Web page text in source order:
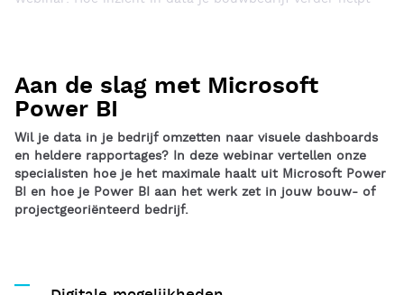
Aan de slag met Microsoft
Power BI
Wil je data in je bedrijf omzetten naar visuele dashboards
en heldere rapportages? In deze webinar vertellen onze
specialisten hoe je het maximale haalt uit Microsoft Power
BI en hoe je Power BI aan het werk zet in jouw bouw- of
projectgeoriënteerd bedrijf.